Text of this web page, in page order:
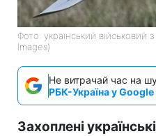
Фото: український військовий
Images)
Не витрачай час на
РБК-Україна у Google
Захоплені